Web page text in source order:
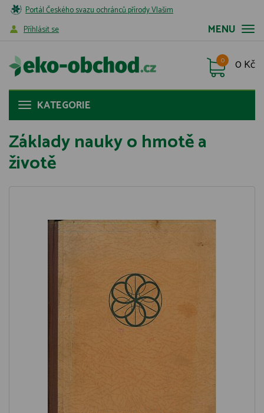
Portál Českého svazu ochránců přírody Vlašim
MENU
Příhlásit se
0 Kč
0
KATEGORIE
Základy nauky o hmotě a
životě